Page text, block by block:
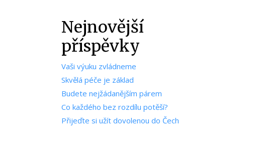
Nejnovější
příspěvky
Vaši výuku zvládneme
Skvělá péče je základ
Budete nejžádanějším párem
Co každého bez rozdílu potěší?
Přijeďte si užít dovolenou do Čech